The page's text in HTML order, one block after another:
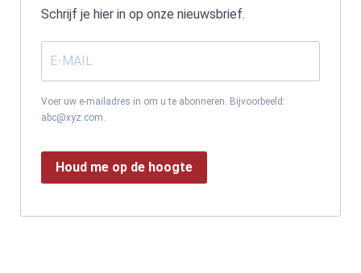
Schrijf je hier in op onze nieuwsbrief.
Voer uw e-mailadres in om u te abonneren. Bijvoorbeeld:
abc@xyz.com.
Houd me op de hoogte